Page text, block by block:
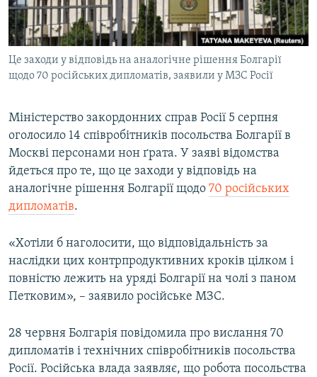
ВІДЕОУРОКИ «ELIFBE»
СВІДЧЕННЯ ОКУПАЦІЇ
УКРАЇНСЬКА ПРОБЛЕМА КРИМУ
Русский
Qırımtatar
Усі сайти RFE/RL
Це заходи у відповідь на аналогічне рішення Болгарії
щодо 70 російських дипломатів, заявили у МЗС Росії
Міністерство закордонних справ Росії 5 серпня
оголосило 14 співробітників посольства Болгарії в
Москві персонами нон ґрата. У заяві відомства
йдеться про те, що це заходи у відповідь на
аналогічне рішення Болгарії щодо 70 російських
дипломатів.
«Хотіли б наголосити, що відповідальність за
наслідки цих контрпродуктивних кроків цілком і
повністю лежить на уряді Болгарії на чолі з паном
Петковим», – заявило російське МЗС.
28 червня Болгарія повідомила про вислання 70
дипломатів і технічних співробітників посольства
Росії. Російська влада заявляє, що робота посольства